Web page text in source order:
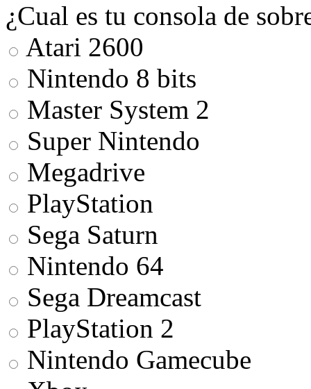
¿Cual es tu consola de
Atari 2600
Nintendo 8 bits
Master System 2
Super Nintendo
Megadrive
PlayStation
Sega Saturn
Nintendo 64
Sega Dreamcast
PlayStation 2
Nintendo Gamecube